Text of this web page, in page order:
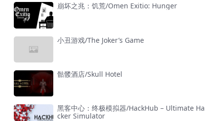
崩坏之兆：饥荒/Omen Exitio: Hunger
小丑游戏/The Joker’s Game
骷髅酒店/Skull Hotel
黑客中心：终极模拟器/HackHub – Ultimate Ha
cker Simulator